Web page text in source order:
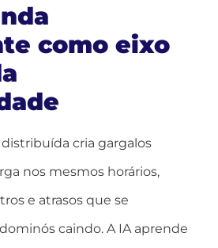
como eixo
cria gargalos
nos mesmos horários,
e atrasos que se
caindo. A IA aprende